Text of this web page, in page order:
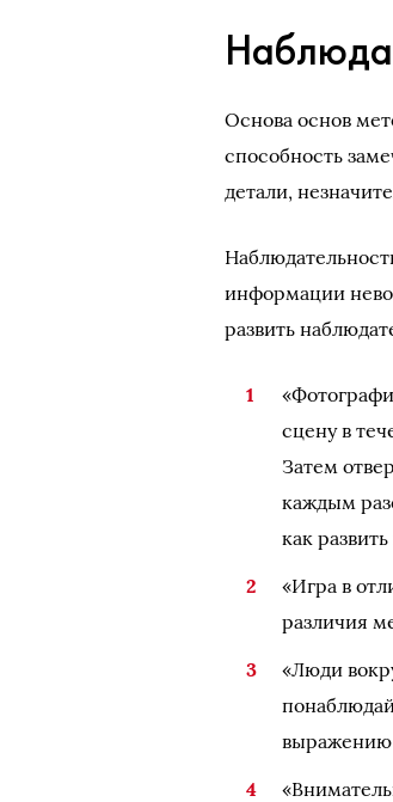
Основа основ
способность
детали,
информации
развить
сцену в
Затем
каждым
как
«Игра в
различия
«Люди
выражению